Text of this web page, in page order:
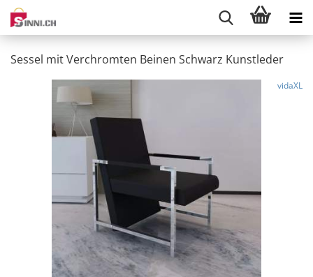
Sessel mit Verchromten Beinen Schwarz Kunstleder
vidaXL